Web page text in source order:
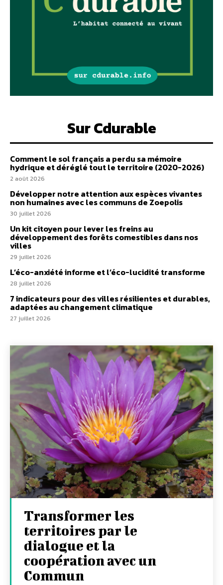
Sur Cdurable
Comment le sol français a perdu sa mémoire
hydrique et déréglé tout le territoire (2020-2026)
2 août 2026
Développer notre attention aux espèces vivantes
non humaines avec les communs de Zoepolis
30 juillet 2026
Un kit citoyen pour lever les freins au
développement des forêts comestibles dans nos
villes
29 juillet 2026
L’éco-anxiété informe et l’éco-lucidité transforme
28 juillet 2026
7 indicateurs pour des villes résilientes et durables,
adaptées au changement climatique
27 juillet 2026
Transformer les
territoires par le
dialogue et la
coopération avec un
Commun